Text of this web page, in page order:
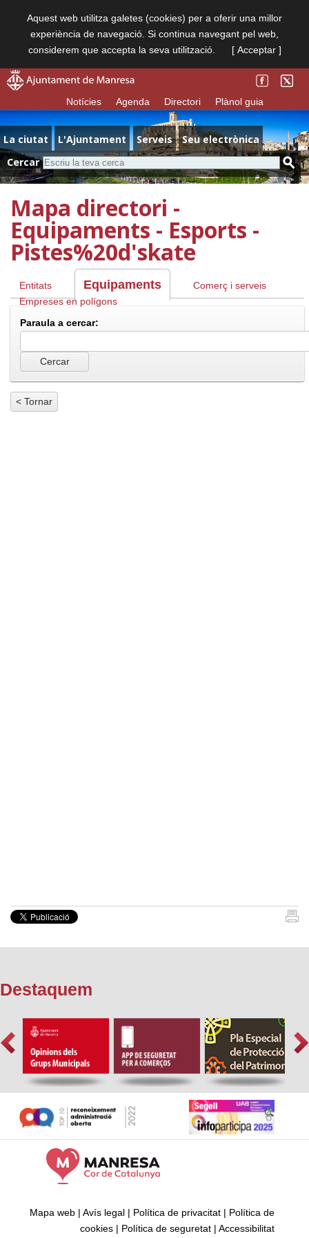
Aquest web utilitza galetes (cookies) per a oferir una millor
experiència de navegació. Si continua navegant pel web,
considerem que accepta la seva utilització.
[ Acceptar ]
Notícies Agenda Directori Plànol guia
La ciutat L'Ajuntament Serveis
Seu electrònica
Cercar
Mapa directori -
Equipaments - Esports -
Pistes%20d'skate
Entitats Equipaments
Comerç i serveis
Empreses en polígons
Paraula a cercar:
< Tornar
Destaquem
Mapa web | Avís legal | Política de privacitat | Política de
cookies | Política de seguretat | Accessibilitat